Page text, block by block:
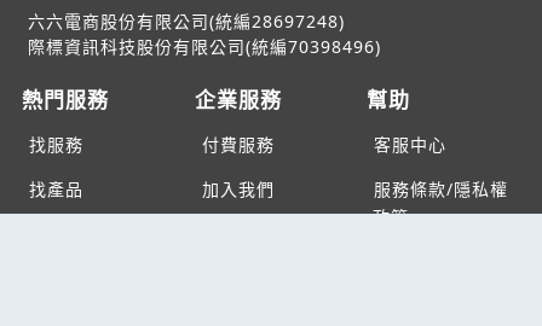
六六電商股份有限公司(統編28697248)
際標資訊科技股份有限公司(統編70398496)
熱門服務
找服務
找產品
企業服務
付費服務
加入我們
幫助
客服中心
服務條款/隱私權
政策